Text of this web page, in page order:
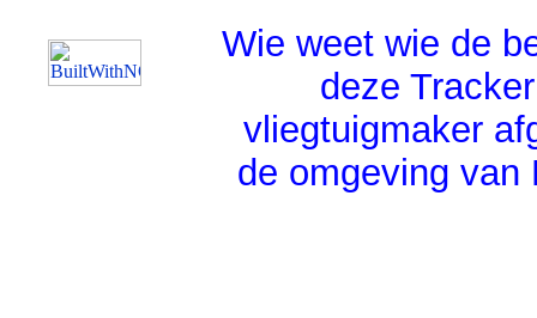
Wie weet wie de
deze
vliegtuigmaker
de omgeving van